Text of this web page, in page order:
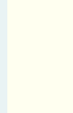
رازی به شرکت هواپیمایی